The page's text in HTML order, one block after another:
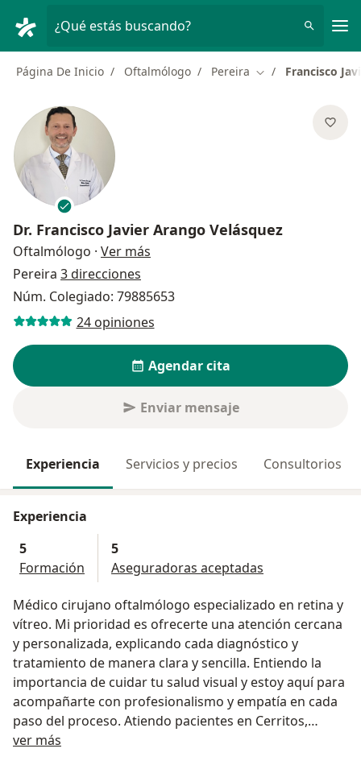
¿Qué estás buscando?
Página De Inicio Oftalmólogo Pereira Cambiar de ciudad
Francisco
Dr. Francisco Javier Arango Velásquez
Oftalmólogo · Ver más
Pereira 3 direcciones
Núm. Colegiado: 79885653
24 opiniones
Agendar cita
Enviar mensaje
Experiencia Servicios y precios Consultorios
Experiencia
5
Formación
5
Aseguradoras aceptadas
Médico cirujano oftalmólogo especializado en retina y
vítreo. Mi prioridad es ofrecerte una atención cercana
y personalizada, explicando cada diagnóstico y
tratamiento de manera clara y sencilla. Entiendo la
importancia de cuidar tu salud visual y estoy aquí para
acompañarte con profesionalismo y empatía en cada
paso del proceso. Atiendo pacientes en Cerritos,
Pereira, con horarios flexibles y un equipo dispuesto a
ver más